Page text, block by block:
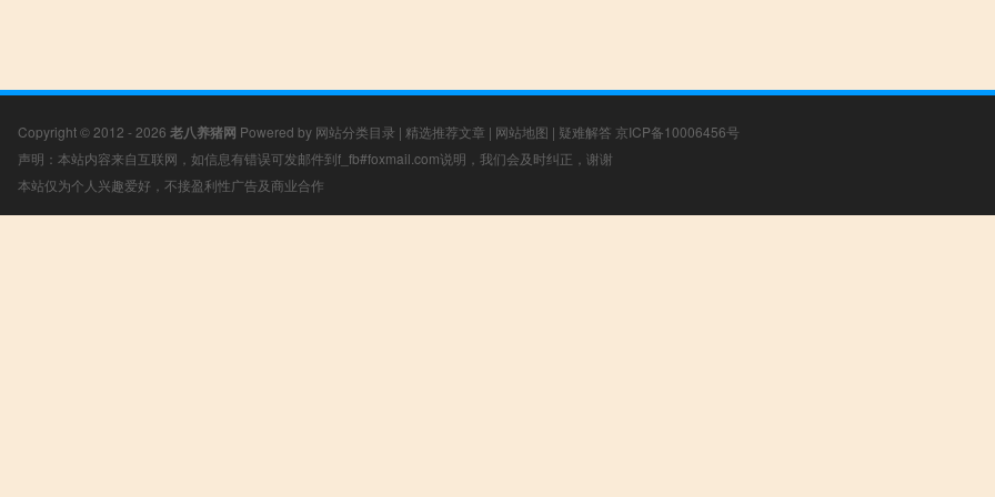
Copyright © 2012 - 2026 老八养猪网 Powered by 网站分类目录 | 精选推荐文章 | 网站地图 | 疑难解答 京ICP备10006456号
声明：本站内容来自互联网，如信息有错误可发邮件到f_fb#foxmail.com说明，我们会及时纠正，谢谢
本站仅为个人兴趣爱好，不接盈利性广告及商业合作